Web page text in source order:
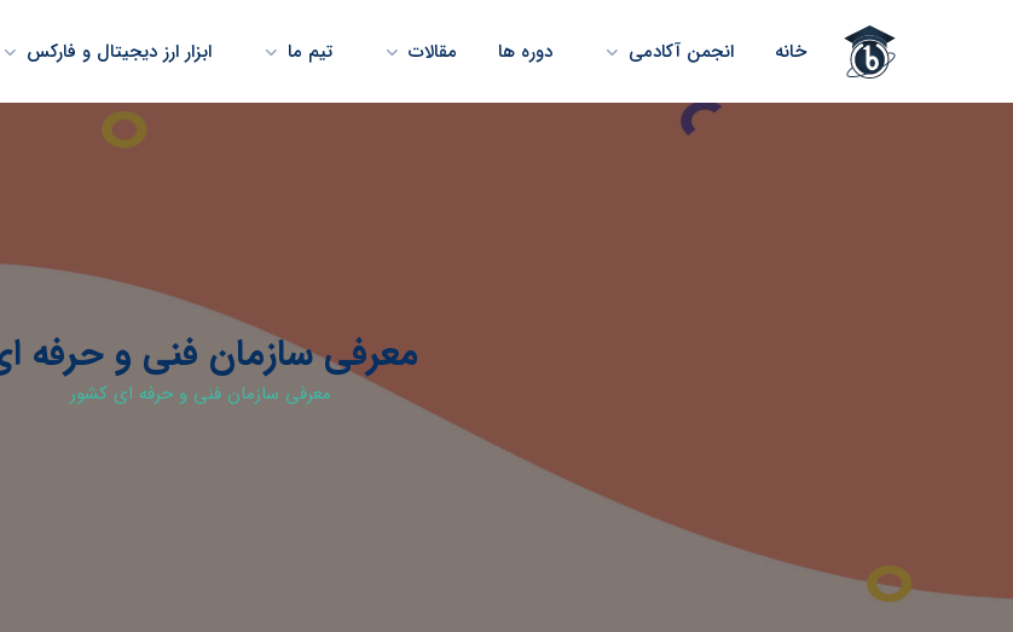
خانه انجمن آکادمی دوره ها مقالات تیم ما ابزار ارز دیجیتال و فارکس
معرفی سازمان فنی و حرفه
معرفی سازمان فنی و حرفه ای کشور